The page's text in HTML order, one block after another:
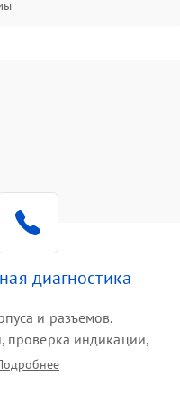
диагностика
и разъемов.
проверка индикации,
кодов ошибок. Измерение